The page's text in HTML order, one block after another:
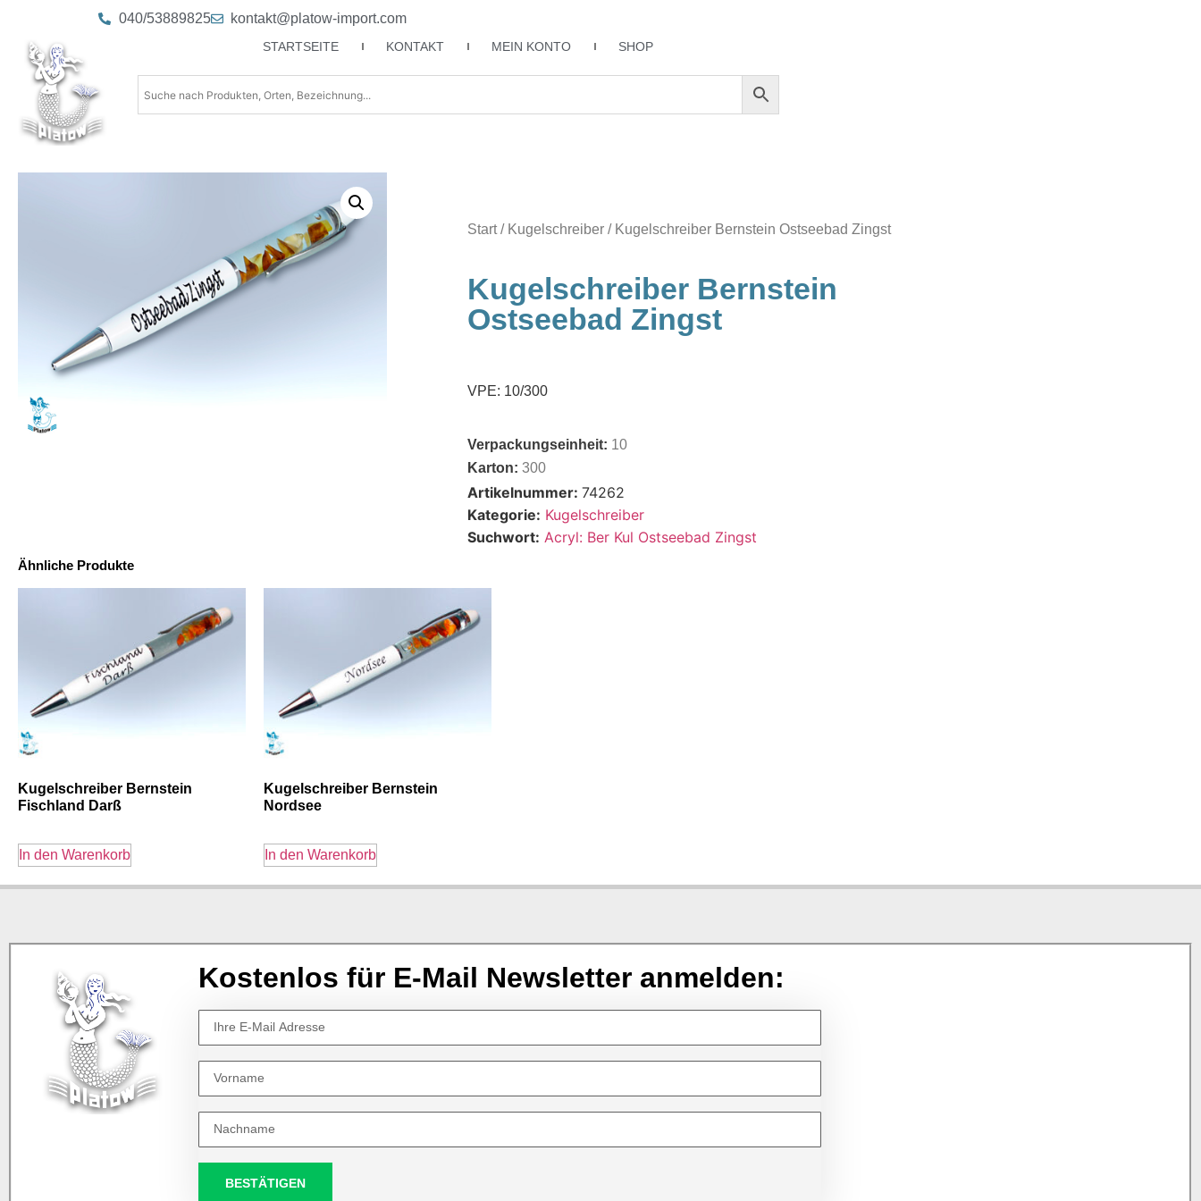
040/53889825 kontakt@platow-import.com
STARTSEITE KONTAKT MEIN KONTO SHOP
Start/ Kugelschreiber / Kugelschreiber Bernstein Ostseebad Zingst
Kugelschreiber Bernstein
Ostseebad Zingst
VPE: 10/300
Verpackungseinheit: 10
Karton:300
Artikelnummer:74262
Kategorie: Kugelschreiber
Suchwort: Acryl: Ber Kul Ostseebad Zingst
Ähnliche Produkte
Kugelschreiber Bernstein
Fischland Darß
In den Warenkorb
Kugelschreiber Bernstein
Nordsee
In den Warenkorb
Kostenlos für E-Mail Newsletter anmelden:
BESTÄTIGEN